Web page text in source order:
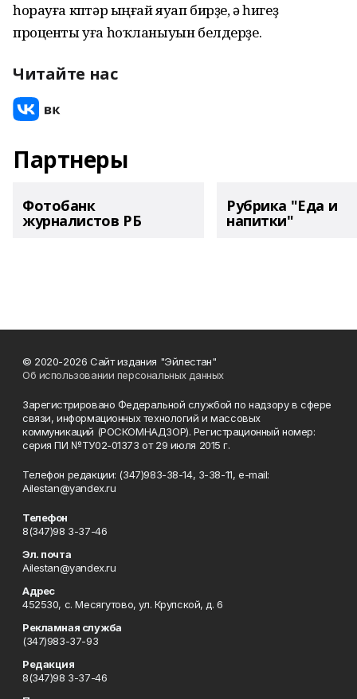
һорауға күптәр ыңғай яуап бирҙе, ә һигеҙ
проценты уға һоҡланыуын белдерҙе.
Читайте нас
Партнеры
Фотобанк
журналистов РБ
Рубрика "Еда и
напитки"
© 2020-2026 Сайт издания "Эйлестан"
Об использовании персональных данных
Зарегистрировано Федеральной службой по надзору в сфере
связи, информационных технологий и массовых
коммуникаций (РОСКОМНАДЗОР). Регистрационный номер:
серия ПИ №ТУ02-01373 от 29 июля 2015 г.
Телефон редакции: (347)983-38-14, 3-38-11, e-mail:
Ailestan@yandex.ru
Телефон
8(347)98 3-37-46
Эл. почта
Ailestan@yandex.ru
Адрес
452530, с. Месягутово, ул. Крупской, д. 6
Рекламная служба
(347)983-37-93
Редакция
8(347)98 3-37-46